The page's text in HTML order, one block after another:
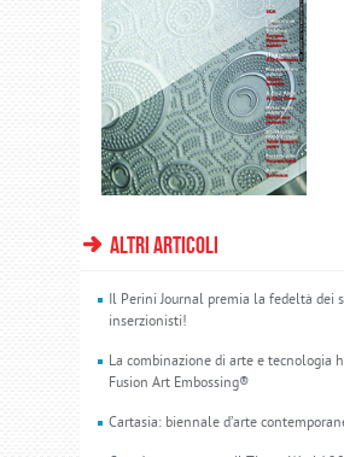
altri articoli
Il Perini Journal premia la fedeltà dei
inserzionisti!
La combinazione di arte e tecnologia
Fusion Art Embossing®
Cartasia: biennale d’arte